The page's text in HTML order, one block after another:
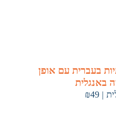
בעברית עם אופן
באנגלית
|
₪49